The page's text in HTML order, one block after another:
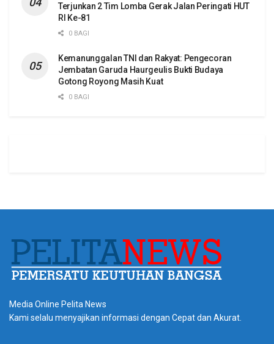
Terjunkan 2 Tim Lomba Gerak Jalan Peringati HUT
RI Ke-81
0 BAGI
Kemanunggalan TNI dan Rakyat: Pengecoran
Jembatan Garuda Haurgeulis Bukti Budaya
Gotong Royong Masih Kuat
0 BAGI
Media Online Pelita News
Kami selalu menyajikan informasi dengan Cepat dan Akurat.